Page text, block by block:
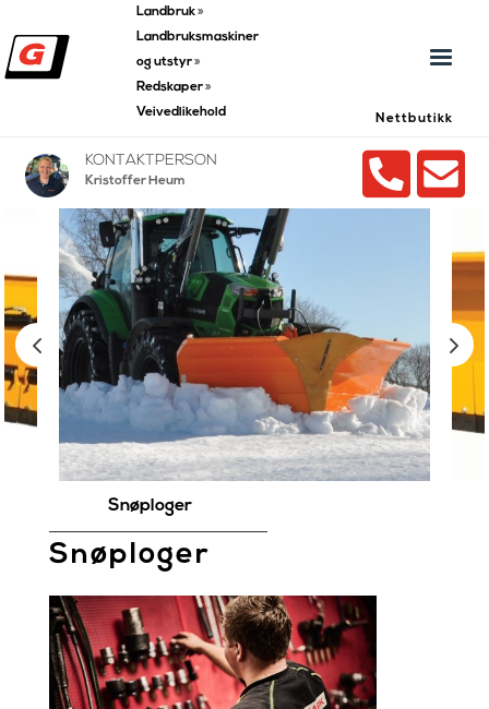
Landbruk»
Landbruksmaskiner
og utstyr»
Redskaper»
Veivedlikehold
Nettbutikk
KONTAKTPERSON
Kristoffer Heum  
Snøploger
Snøploger